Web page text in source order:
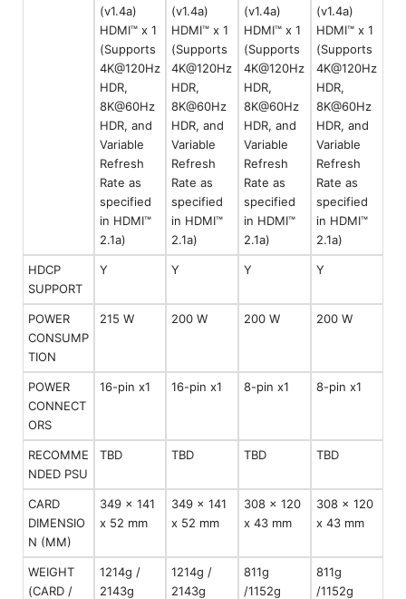
(v1.4a)
HDMI™ x 1
(Supports
4K@120Hz
HDR,
8K@60Hz
HDR, and
Variable
Refresh
Rate as
specified
in HDMI™
2.1a)
(v1.4a)
HDMI™ x 1
(Supports
4K@120Hz
HDR,
8K@60Hz
HDR, and
Variable
Refresh
Rate as
specified
in HDMI™
2.1a)
(v1.4a)
HDMI™ x 1
(Supports
4K@120Hz
HDR,
8K@60Hz
HDR, and
Variable
Refresh
Rate as
specified
in HDMI™
2.1a)
(v1.4a)
HDMI™ x 1
(Supports
4K@120Hz
HDR,
8K@60Hz
HDR, and
Variable
Refresh
Rate as
specified
in HDMI™
2.1a)
HDCP
SUPPORT
Y Y Y Y
POWER
CONSUMP
TION
215 W 200 W 200 W 200 W
POWER
CONNECT
ORS
16-pin x1 16-pin x1 8-pin x1 8-pin x1
RECOMME
NDED PSU
TBD TBD TBD TBD
CARD
DIMENSIO
N (MM)
349 x 141
x 52 mm
349 x 141
x 52 mm
308 x 120
x 43 mm
308 x 120
x 43 mm
WEIGHT
(CARD /
1214g /
2143g
1214g /
2143g
811g
/1152g
811g
/1152g